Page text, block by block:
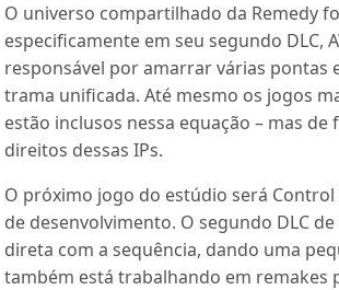
O universo compartilhado da Remedy
especificamente em seu segundo DLC,
responsável por amarrar várias
trama unificada. Até mesmo os jogos
estão inclusos nessa equação – mas
direitos dessas IPs.
O próximo jogo do estúdio será
de desenvolvimento. O segundo DLC
direta com a sequência, dando uma
também está trabalhando em remakes